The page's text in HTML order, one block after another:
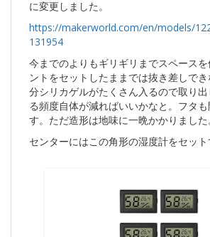
に変更しました。
https://makerworld.com/en/models/
131954
今までのよりもギリギリまでスペース
ントをセットしたままでは抜き差しで
分シリカゲルがたくさん入るので取り
る頻度自体が減ればいいかなと。フタ
す。ただ造形は地味に一晩かかりました
センターにはこの角形の湿度計をセット